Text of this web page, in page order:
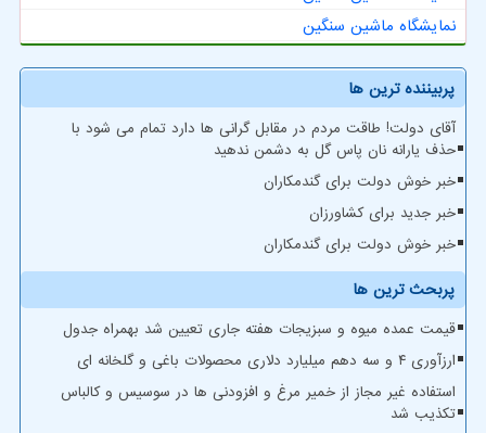
نمایشگاه ماشین سنگین
پربیننده ترین ها
آقای دولت! طاقت مردم در مقابل گرانی ها دارد تمام می شود با
حذف یارانه نان پاس گل به دشمن ندهید
خبر خوش دولت برای گندمکاران
خبر جدید برای کشاورزان
خبر خوش دولت برای گندمکاران
پربحث ترین ها
قیمت عمده میوه و سبزیجات هفته جاری تعیین شد بهمراه جدول
ارزآوری ۴ و سه دهم میلیارد دلاری محصولات باغی و گلخانه ای
استفاده غیر مجاز از خمیر مرغ و افزودنی ها در سوسیس و کالباس
تکذیب شد